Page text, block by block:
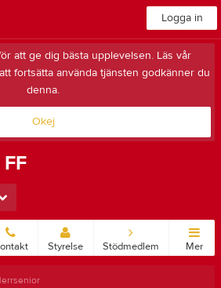
Logga in
att ge dig bästa upplevelsen. Läs vår
fortsätta använda tjänsten godkänner du
denna.
Okej
Styrelse Stödmedlem Mer